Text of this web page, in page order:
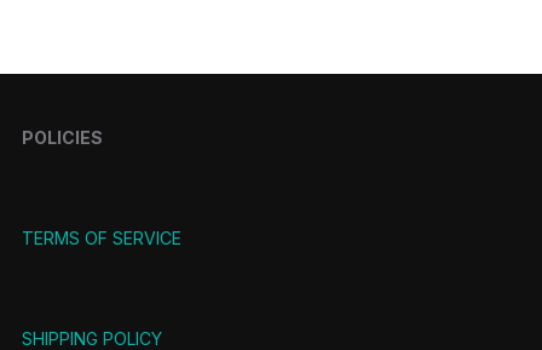
POLICIES
TERMS OF SERVICE
SHIPPING POLICY